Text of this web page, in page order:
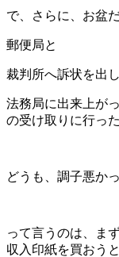
で、さらに、お盆
郵便局と
裁判所へ訴状を出
法務局に出来上が
の受け取りに行っ
どうも、調子悪か
って言うのは、ま
収入印紙を買おう